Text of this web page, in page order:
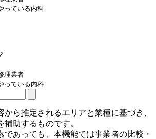
っている内科
理業者
っている内科
ら推定されるエリアと業種に基づき、
助するものです。
であっても、本機能では事業者の比較・